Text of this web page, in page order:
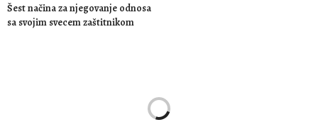
Šest načina za njegovanje odnosa
sa svojim svecem zaštitnikom